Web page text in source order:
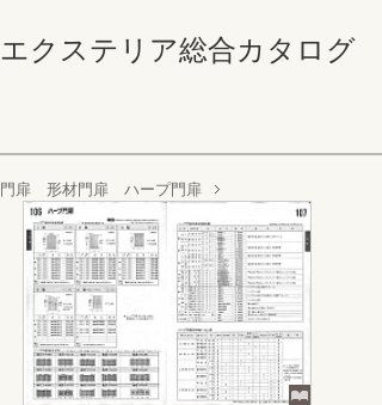
エクステリア総合カタログ
門扉 形材門扉 ハープ門扉